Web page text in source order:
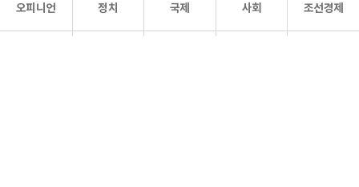
오피니언 정치 국제 사회 조선경제